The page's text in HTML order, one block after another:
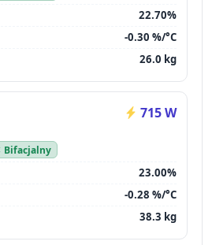
22.70%
-0.30 %/°C
26.0 kg
715 W
Bifacjalny
23.00%
-0.28 %/°C
38.3 kg